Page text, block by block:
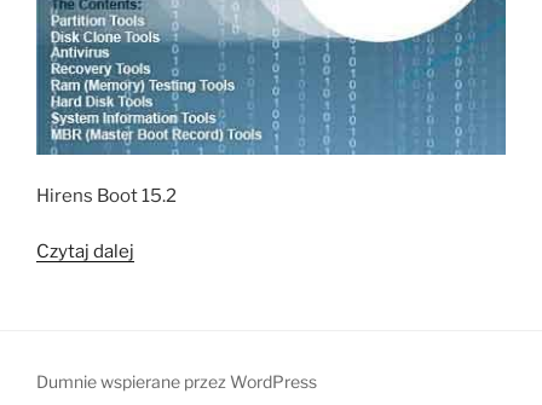
Hirens Boot 15.2
Czytaj dalej
Dumnie wspierane przez WordPress